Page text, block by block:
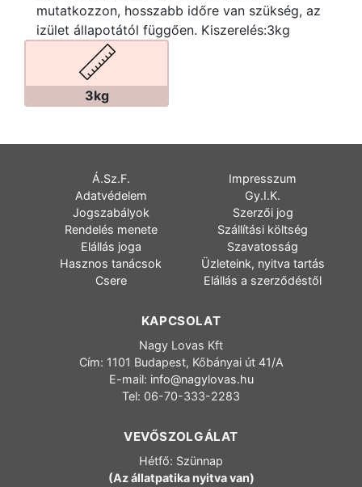
mutatkozzon, hosszabb időre van szükség, az
izület állapotától függően. Kiszerelés:3kg
3kg
Á.Sz.F.
Impresszum
Adatvédelem
Gy.I.K.
Jogszabályok
Szerzői jog
Rendelés menete
Szállítási költség
Elállás joga
Szavatosság
Hasznos tanácsok
Üzleteink, nyitva tartás
Csere
Elállás a szerződéstől
KAPCSOLAT
Nagy Lovas Kft
Cím: 1101 Budapest, Kőbányai út 41/A
E-mail: info@nagylovas.hu
Tel: 06-70-333-2283
VEVŐSZOLGÁLAT
Hétfő: Szünnap
(Az állatpatika nyitva van)